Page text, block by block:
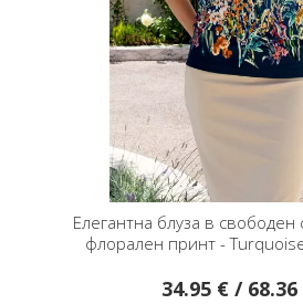
Елегантна блуза в свободен
флорален принт -
34.95 € /